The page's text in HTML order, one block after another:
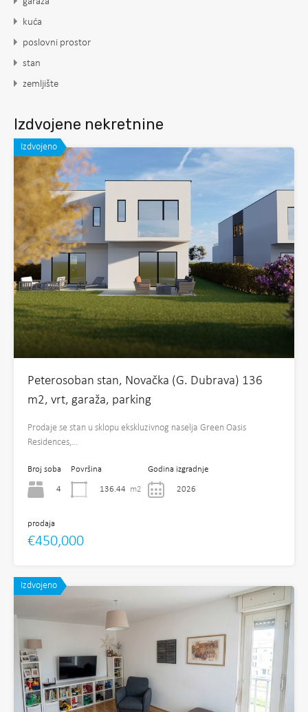
kuća
poslovni prostor
stan
zemljište
Izdvojene nekretnine
Izdvojeno
Peterosoban stan, Novačka (G. Dubrava) 136
m2, vrt, garaža, parking
Prodaje se stan u sklopu ekskluzivnog naselja Green Oasis
Residences,…
Broj soba
4
Površina
136.44 m2
Godina izgradnje
2026
prodaja
€450,000
Izdvojeno